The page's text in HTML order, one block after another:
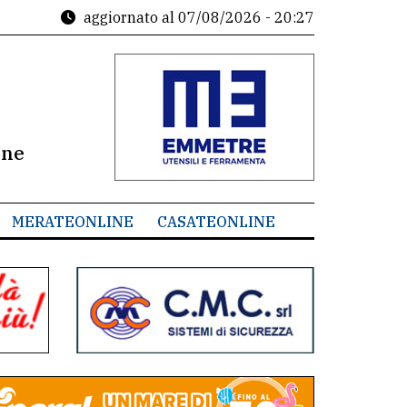
aggiornato al 07/08/2026 - 20:27
MERATEONLINE CASATEONLINE